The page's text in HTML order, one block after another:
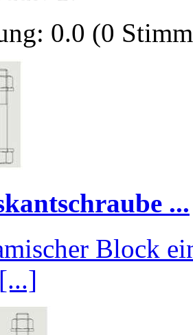
0.0 (0
...
Block